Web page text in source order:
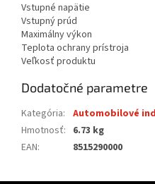
Vstupné napätie
Vstupný prúd
Maximálny výkon
Teplota ochrany prístroja
Veľkosť produktu
Dodatočné parametre
Kategória: Automobilové
Hmotnosť: 6.73 kg
EAN: 8515290000